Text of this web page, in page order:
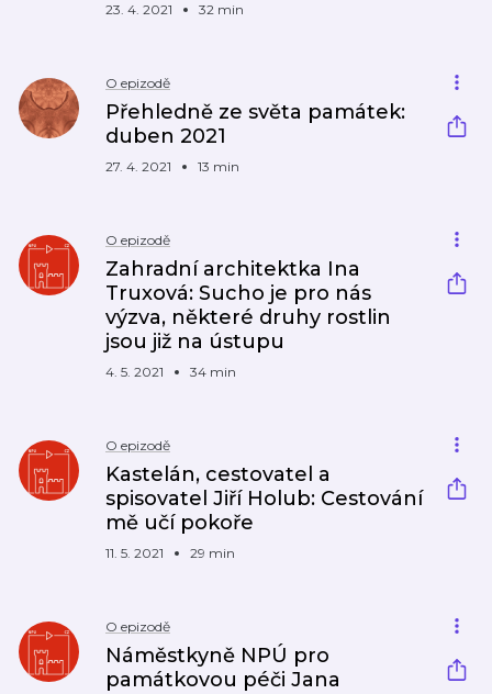
23. 4. 2021 32 min
O epizodě
Přehledně ze světa památek:
duben 2021
27. 4. 2021 13 min
O epizodě
Zahradní architektka Ina
Truxová: Sucho je pro nás
výzva, některé druhy rostlin
jsou již na ústupu
4. 5. 2021 34 min
O epizodě
Kastelán, cestovatel a
spisovatel Jiří Holub: Cestování
mě učí pokoře
11. 5. 2021 29 min
O epizodě
Náměstkyně NPÚ pro
památkovou péči Jana